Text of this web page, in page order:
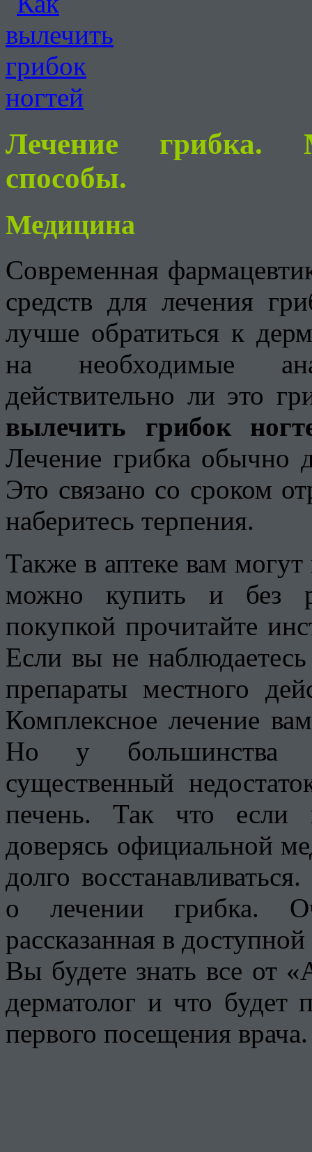
Лечение грибка.
способы.
Медицина
Современная
средств для лечения
лучше обратиться к
на необходимые
действительно ли это
вылечить грибок
Лечение грибка обычно
Это связано со сроком
наберитесь терпения.
Также в аптеке вам могут
можно купить и без
покупкой прочитайте
Если вы не
препараты местного
Комплексное лечение
Но у большинства
существенный
печень. Так что если
доверясь официальной
долго
о лечении грибка.
рассказанная в
Вы будете знать все от
дерматолог и что будет
первого посещения врача.